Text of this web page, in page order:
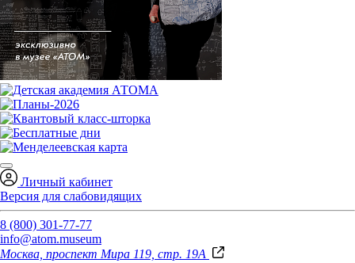
Личный кабинет
Версия для слабовидящих
8 (800) 301-77-77
info@atom.museum
Москва, проспект Мира 119, стр. 19А